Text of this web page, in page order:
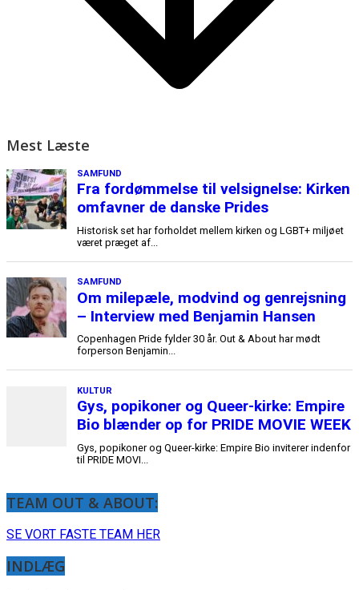
Mest Læste
TEAM OUT & ABOUT:
SE VORT FASTE TEAM HER
INDLÆG